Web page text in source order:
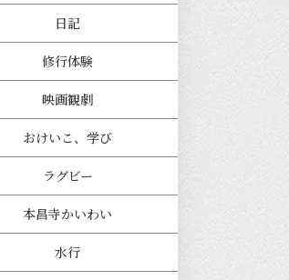
日記
修行体験
映画観劇
おけいこ、学び
ラグビー
本昌寺かいわい
水行